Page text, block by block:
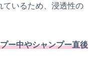
ているため、浸透性の
ー中やシャンプー直後